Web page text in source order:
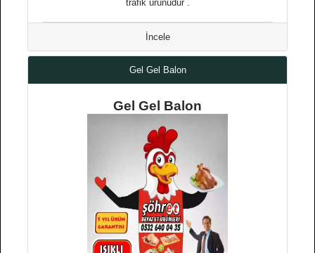
trafik ürünüdür .
İncele
Gel Gel Balon
Gel Gel Balon